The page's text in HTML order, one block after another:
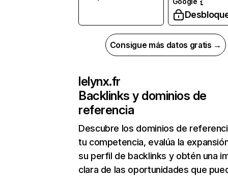
Consigue más datos gratis →
lelynx.fr
Backlinks y dominios de
referencia
Descubre los dominios de
tu competencia, evalúa la
su perfil de backlinks y obtén una
clara de las oportunidades que